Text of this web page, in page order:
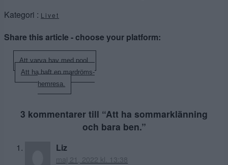
Kategori : Livet
Share this article - choose your platform:
Inläggsnavigering
Att varva hav med pool.
Att ha haft en mardröms-
hemresa.
3 kommentarer till “Att ha sommarklänning
och bara ben.”
Liz
maj 21, 2022 kl. 13:38